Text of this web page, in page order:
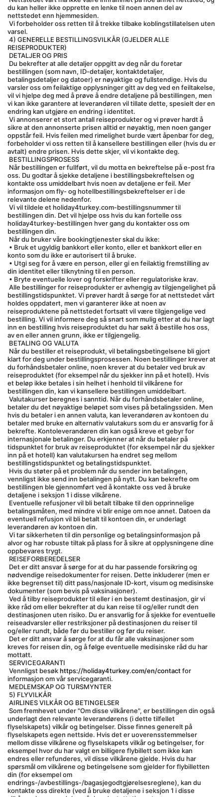
du kan heller ikke opprette en lenke til noen annen del av
nettstedet enn hjemmesiden.
varsel.
REISEPRODUKTER)
DETALJER OG PRIS
bestillingen (som navn, ID-detaljer, kontaktdetaljer,
betalingsdetaljer og datoer) er nøyaktige og fullstendige. Hvis du
varsler oss om feilaktige opplysninger gitt av deg ved en feiltakelse,
vil vi hjelpe deg med å prøve å endre detaljene på bestillingen, men
vi kan ikke garantere at leverandøren vil tillate dette, spesielt der en
endring kan utgjøre en endring i identitet.
sikre at den annonserte prisen alltid er nøyaktig, men noen ganger
oppstår feil. Hvis feilen med rimelighet burde vært åpenbar for deg,
forbeholder vi oss retten til å kansellere bestillingen eller (hvis du er
avtalt) endre prisen. Hvis dette skjer, vil vi kontakte deg.
BESTILLINGSPROSESS
oss. Du godtar å sjekke detaljene i bestillingsbekreftelsen og
kontakte oss umiddelbart hvis noen av detaljene er feil. Mer
informasjon om fly- og hotellbestillingsbekreftelser er i de
relevante delene nedenfor.
bestillingen din. Det vil hjelpe oss hvis du kan fortelle oss
holiday4turkey-bestillingen hver gang du kontakter oss om
bestillingen din.
Når du bruker våre bookingtjenester skal du ikke:
konto som du ikke er autorisert til å bruke.
din identitet eller tilknytning til en person.
• Bryte eventuelle lover og forskrifter eller regulatoriske krav.
bestillingstidspunktet. Vi prøver hardt å sørge for at nettstedet vårt
holdes oppdatert, men vi garanterer ikke at noen av
reiseproduktene på nettstedet fortsatt vil være tilgjengelige ved
bestilling. Vi vil informere deg så snart som mulig etter at du har lagt
inn en bestilling hvis reiseproduktet du har søkt å bestille hos oss,
av en eller annen grunn, ikke er tilgjengelig.
BETALING OG VALUTA
klart for deg under bestillingsprosessen. Noen bestillinger krever at
du forhåndsbetaler online, noen krever at du betaler ved bruk av
reiseproduktet (for eksempel når du sjekker inn på et hotell). Hvis
et beløp ikke betales i sin helhet i henhold til vilkårene for
bestillingen din, kan vi kansellere bestillingen umiddelbart.
betaler du det nøyaktige beløpet som vises på betalingssiden. Men
hvis du betaler i en annen valuta, kan leverandøren av kontoen du
betaler med bruke en alternativ valutakurs som du er ansvarlig for å
bekrefte. Kontoleverandøren din kan også kreve et gebyr for
internasjonale betalinger. Du erkjenner at når du betaler på
tidspunktet for bruk av reiseproduktet (for eksempel når du sjekker
inn på et hotell) kan valutakursen ha endret seg mellom
bestillingstidspunktet og betalingstidspunktet.
vennligst ikke send inn betalingen på nytt. Du kan bekrefte om
bestillingen ble gjennomført ved å kontakte oss ved å bruke
detaljene i seksjon 1 i disse vilkårene.
betalingsmåten, med mindre vi blir enige om noe annet. Datoen da
eventuell refusjon vil bli betalt til kontoen din, er underlagt
leverandøren av kontoen din.
alvor og har robuste tiltak på plass for å sikre at opplysningene dine
oppbevares trygt.
REISEFORBEREDELSER
nødvendige reisedokumenter for reisen. Dette inkluderer (men er
ikke begrenset til) ditt pass/nasjonale ID-kort, visum og medisinske
dokumenter (som bevis på vaksinasjoner).
ikke råd om eller bekrefter at du kan reise til og/eller rundt den
destinasjonen uten risiko. Du er ansvarlig for å sjekke for eventuelle
reiseadvarsler eller restriksjoner på destinasjonen du reiser til
og/eller rundt, både før du bestiller og før du reiser.
kreves for reisen din, og å følge eventuelle medisinske råd du har
mottatt.
SERVICEGARANTI
Vennligst besøk https://holiday4turkey.com/en/contact for
informasjon om vår servicegaranti.
MEDLEMSKAP OG TURSMYNTER
5) FLYVILKÅR
AIRLINES VILKÅR OG BETINGELSER
underlagt den relevante leverandørens (i dette tilfellet
flyselskapets) vilkår og betingelser. Disse finnes generelt på
flyselskapets egen nettside. Hvis det er uoverensstemmelser
mellom disse vilkårene og flyselskapets vilkår og betingelser, for
eksempel hvor du har valgt en billigere flybillett som ikke kan
endres eller refunderes, vil disse vilkårene gjelde. Hvis du har
spørsmål om vilkårene og betingelsene som gjelder for flybilletten
din (for eksempel om
endrings-/avbestillings-/bagasjegodtgjørelsesreglene), kan du
kontakte oss direkte (ved å bruke detaljene i seksjon 1 i disse